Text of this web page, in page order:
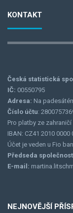
KONTAKT
Česká statistická
IČ: 00550795
Adresa: Na
Číslo účtu:
Pro platby ze
IBAN: CZ41 2010 0000
Účet je veden u Fio
Předseda
E-mail:
NEJNOVĚJŠÍ